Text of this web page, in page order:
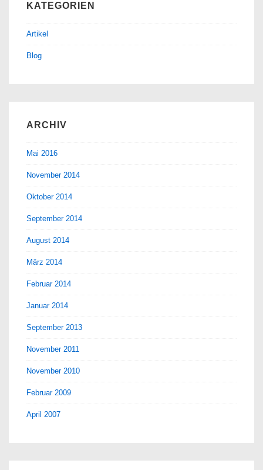
KATEGORIEN
Artikel
Blog
ARCHIV
Mai 2016
November 2014
Oktober 2014
September 2014
August 2014
März 2014
Februar 2014
Januar 2014
September 2013
November 2011
November 2010
Februar 2009
April 2007